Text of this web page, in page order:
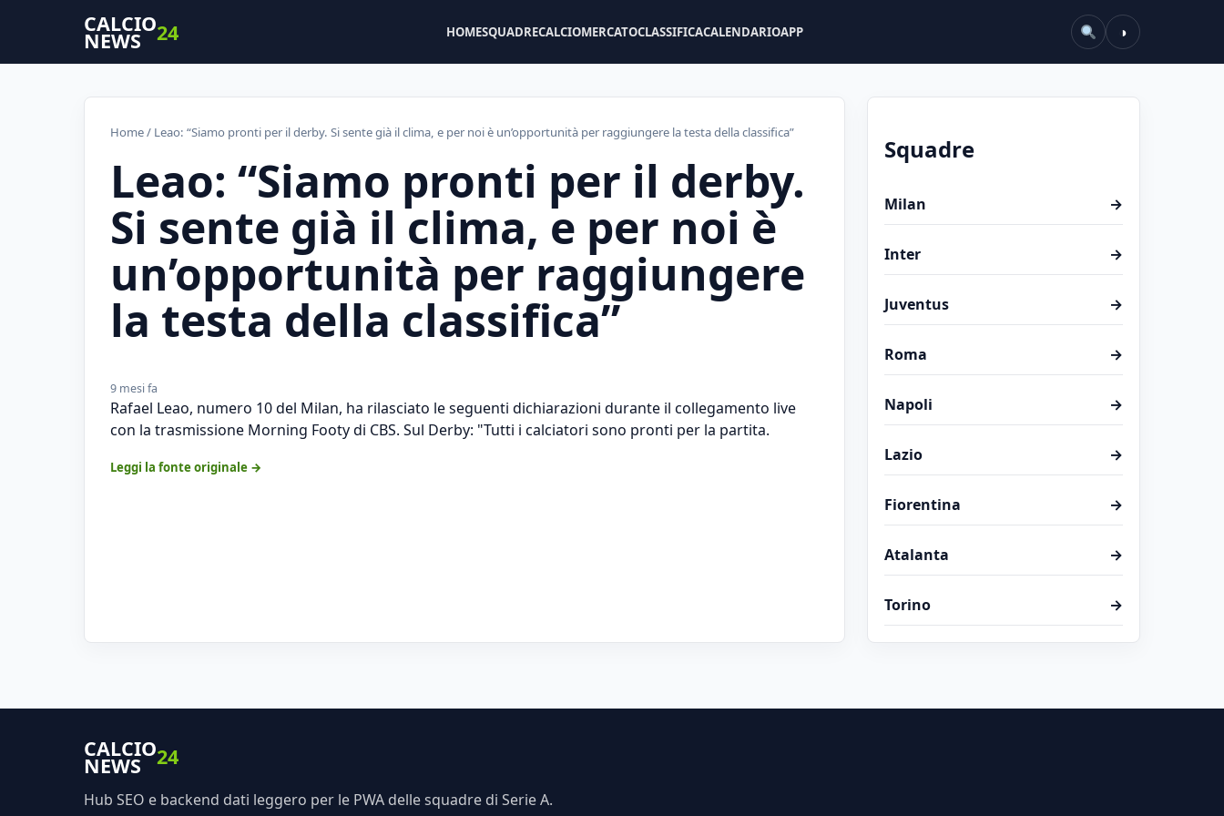
CALCIO
NEWS 24 HOMESQUADRECALCIOMERCATOCLASSIFICACALENDARIOAPP ◑
Home/ Leao: “Siamo pronti per il derby. Si sente già il clima, e per noi è un’opportunità per raggiungere la testa della classifica”
Leao: “Siamo pronti per il derby.
Si sente già il clima, e per noi è
un’opportunità per raggiungere
la testa della classifica”
9 mesi fa
Rafael Leao, numero 10 del Milan, ha rilasciato le seguenti dichiarazioni durante il collegamento live
con la trasmissione Morning Footy di CBS. Sul Derby: "Tutti i calciatori sono pronti per la partita.
Leggi la fonte originale →
Squadre
Milan →
Inter →
Juventus →
Roma →
Napoli →
Lazio →
Fiorentina →
Atalanta →
Torino →
CALCIO
NEWS 24
Hub SEO e backend dati leggero per le PWA delle squadre di Serie A.